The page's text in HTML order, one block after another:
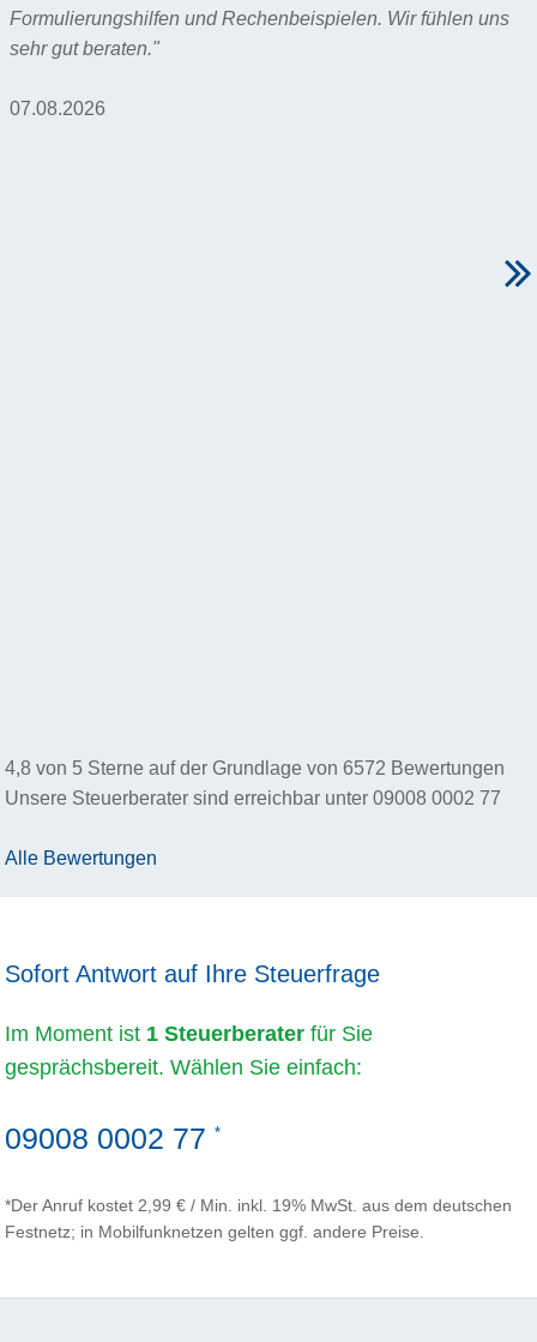
Formulierungshilfen und Rechenbeispielen. Wir fühlen uns
sehr gut beraten."
07.08.2026
4,8 von 5 Sterne auf der Grundlage von 6572 Bewertungen
Unsere Steuerberater sind erreichbar unter 09008 0002 77
Alle Bewertungen
Sofort Antwort auf Ihre Steuerfrage
Im Moment ist 1 Steuerberater für Sie
gesprächsbereit. Wählen Sie einfach:
09008 0002 77 *
*Der Anruf kostet 2,99 € / Min. inkl. 19% MwSt. aus dem deutschen
Festnetz; in Mobilfunknetzen gelten ggf. andere Preise.